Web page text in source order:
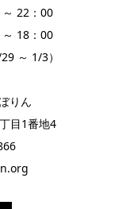
22：00
：00
～ 1/3）
りん
目1番地4